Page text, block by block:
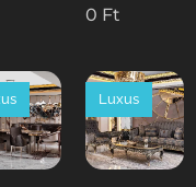
0 Ft
Luxus